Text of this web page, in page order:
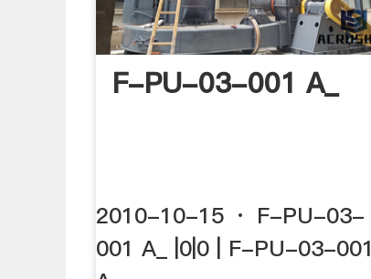
F-PU-03-001 A_
2010-10-15 · F-PU-03-
001 A_ |0|0 | F-PU-03-001